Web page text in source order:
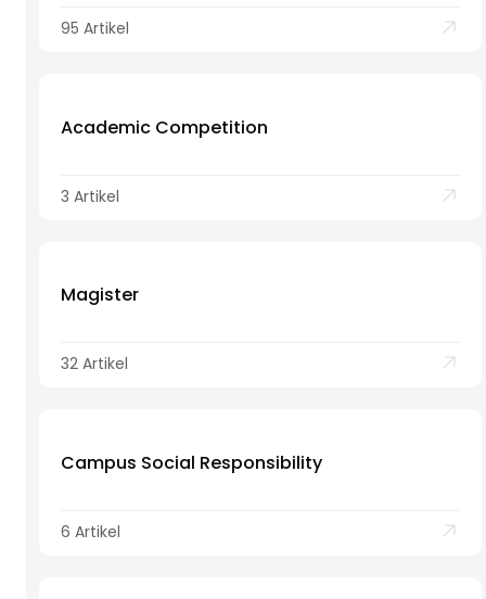
95 Artikel
Academic Competition
3 Artikel
Magister
32 Artikel
Campus Social Responsibility
6 Artikel